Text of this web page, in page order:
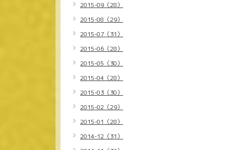
2015-09（28）
2015-08（29）
2015-07（31）
2015-06（28）
2015-05（30）
2015-04（28）
2015-03（30）
2015-02（29）
2015-01（28）
2014-12（31）